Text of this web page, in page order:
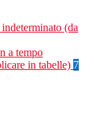
(da
a tempo
in tabelle) 7